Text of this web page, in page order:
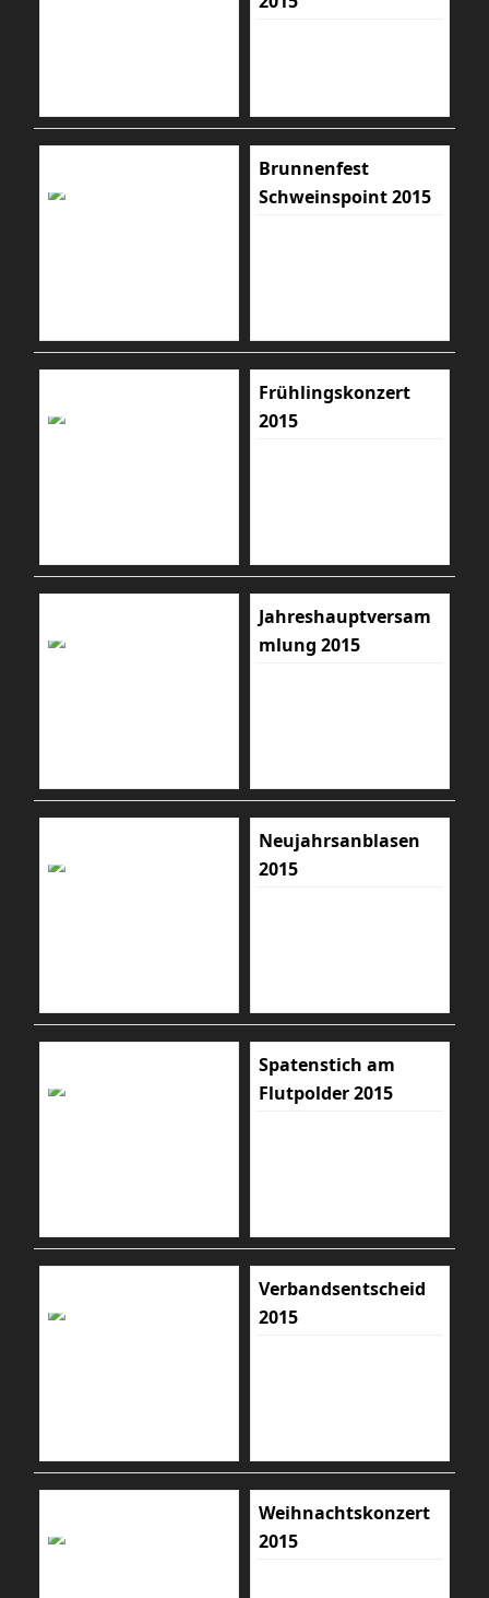
Brunnenfest
Schweinspoint 2015
Frühlingskonzert
2015
Jahreshauptversam
mlung 2015
Neujahrsanblasen
2015
Spatenstich am
Flutpolder 2015
Verbandsentscheid
2015
Weihnachtskonzert
2015